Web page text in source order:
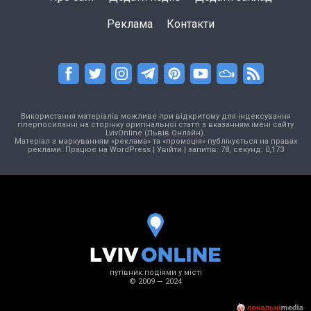
Реклама Контакти
Використання матеріалів можливе при відкритому для індексування
гіперпосиланні на сторінку оригінальної статті з вказанням імені сайту
LvivOnline (Львів Онлайн).
Матеріал з маркуванням «реклама» та «промоція» публікується на правах
реклами. Працює на WordPress| Увійти | запитів: 78, секунд: 0,173
путівник подіями у місті
© 2009 — 2024